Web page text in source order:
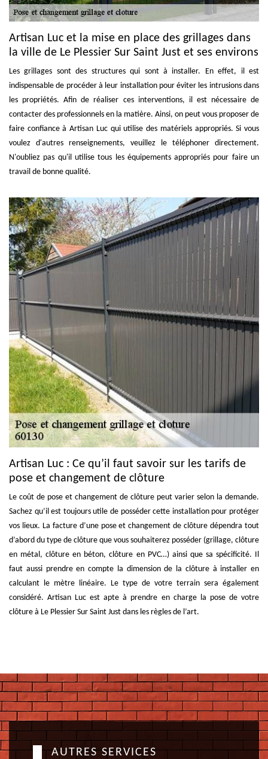
Artisan Luc et la mise en place des grillages dans
la ville de Le Plessier Sur Saint Just et ses environs
Les grillages sont des structures qui sont à installer. En effet, il est
indispensable de procéder à leur installation pour éviter les intrusions dans
les propriétés. Afin de réaliser ces interventions, il est nécessaire de
contacter des professionnels en la matière. Ainsi, on peut vous proposer de
faire confiance à Artisan Luc qui utilise des matériels appropriés. Si vous
voulez d'autres renseignements, veuillez le téléphoner directement.
N'oubliez pas qu'il utilise tous les équipements appropriés pour faire un
travail de bonne qualité.
Artisan Luc : Ce qu’il faut savoir sur les tarifs de
pose et changement de clôture
Le coût de pose et changement de clôture peut varier selon la demande.
Sachez qu’il est toujours utile de posséder cette installation pour protéger
vos lieux. La facture d’une pose et changement de clôture dépendra tout
d’abord du type de clôture que vous souhaiterez posséder (grillage, clôture
en métal, clôture en béton, clôture en PVC…) ainsi que sa spécificité. Il
faut aussi prendre en compte la dimension de la clôture à installer en
calculant le mètre linéaire. Le type de votre terrain sera également
considéré. Artisan Luc est apte à prendre en charge la pose de votre
clôture à Le Plessier Sur Saint Just dans les règles de l’art.
AUTRES SERVICES